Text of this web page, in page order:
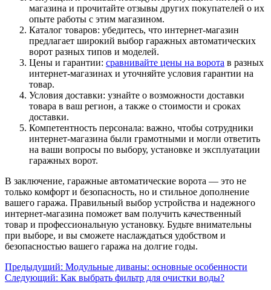
магазина и прочитайте отзывы других покупателей о их
опыте работы с этим магазином.
Каталог товаров: убедитесь, что интернет-магазин
предлагает широкий выбор гаражных автоматических
ворот разных типов и моделей.
Цены и гарантии: сравнивайте цены на ворота в разных
интернет-магазинах и уточняйте условия гарантии на
товар.
Условия доставки: узнайте о возможности доставки
товара в ваш регион, а также о стоимости и сроках
доставки.
Компетентность персонала: важно, чтобы сотрудники
интернет-магазина были грамотными и могли ответить
на ваши вопросы по выбору, установке и эксплуатации
гаражных ворот.
В заключение, гаражные автоматические ворота — это не
только комфорт и безопасность, но и стильное дополнение
вашего гаража. Правильный выбор устройства и надежного
интернет-магазина поможет вам получить качественный
товар и профессиональную установку. Будьте внимательны
при выборе, и вы сможете наслаждаться удобством и
безопасностью вашего гаража на долгие годы.
Предыдущий: Модульные диваны: основные особенности
Следующий: Как выбрать фильтр для очистки воды?